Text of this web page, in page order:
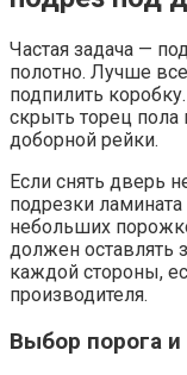
Частая задача —
полотно. Лучше
подпилить
скрыть торец пола
доборной рейки.
Если снять дверь
подрезки
небольших
должен оставлять
каждой стороны,
производителя.
Выбор порога